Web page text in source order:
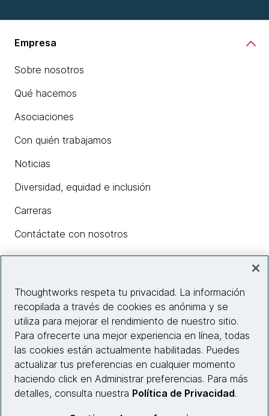
Empresa
Sobre nosotros
Qué hacemos
Asociaciones
Con quién trabajamos
Noticias
Diversidad, equidad e inclusión
Carreras
Contáctate con nosotros
Información del sitio web
Conecta con nosotros
Thoughtworks respeta tu privacidad. La información
recopilada a través de cookies es anónima y se
utiliza para mejorar el rendimiento de nuestro sitio.
Para ofrecerte una mejor experiencia en línea, todas
las cookies están actualmente habilitadas. Puedes
actualizar tus preferencias en cualquier momento
haciendo click en Administrar preferencias. Para más
detalles, consulta nuestra Política de Privacidad.